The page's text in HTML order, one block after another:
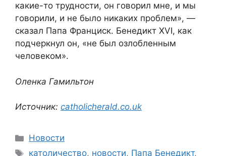
какие-то трудности, он говорил мне, и мы
говорили, и не было никаких проблем», —
сказал Папа Франциск. Бенедикт XVI, как
подчеркнул он, «не был озлобленным
человеком».
Оленка Гамильтон
Источник: catholicherald.co.uk
Рубрики
Новости
Метки
католичество, новости, Папа Бенедикт,